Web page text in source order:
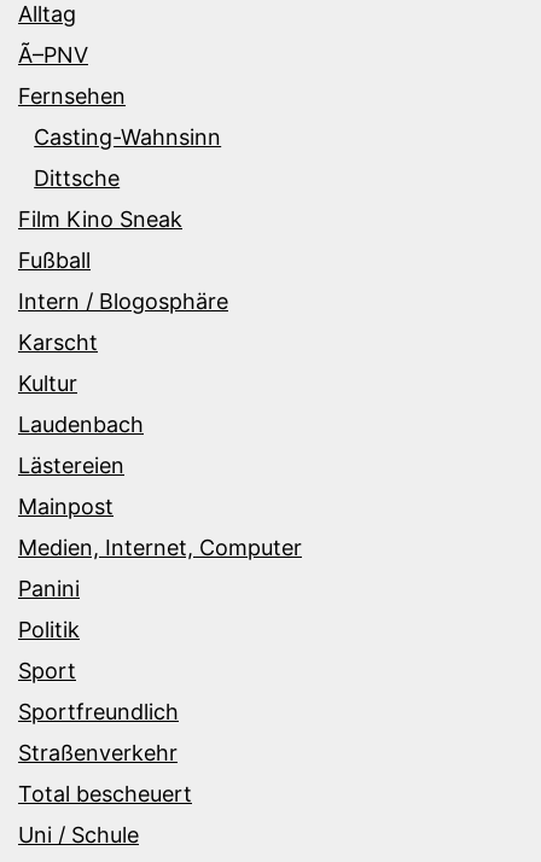
Alltag
Ã–PNV
Fernsehen
Casting-Wahnsinn
Dittsche
Film Kino Sneak
Fußball
Intern / Blogosphäre
Karscht
Kultur
Laudenbach
Lästereien
Mainpost
Medien, Internet, Computer
Panini
Politik
Sport
Sportfreundlich
Straßenverkehr
Total bescheuert
Uni / Schule